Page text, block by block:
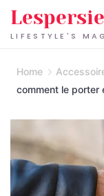
Skip
toLIFESTYLE'S
Home
comment le porter